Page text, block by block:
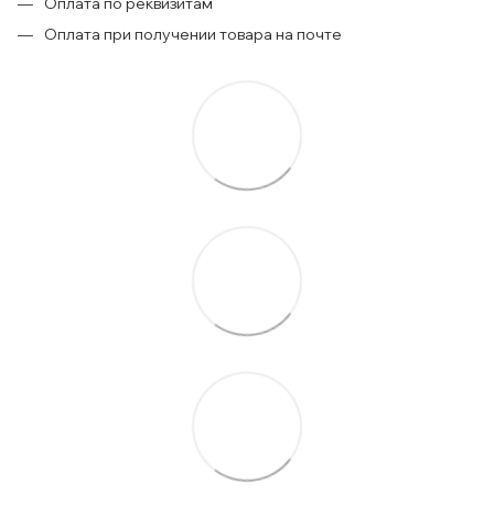
Оплата при получении товара на почте